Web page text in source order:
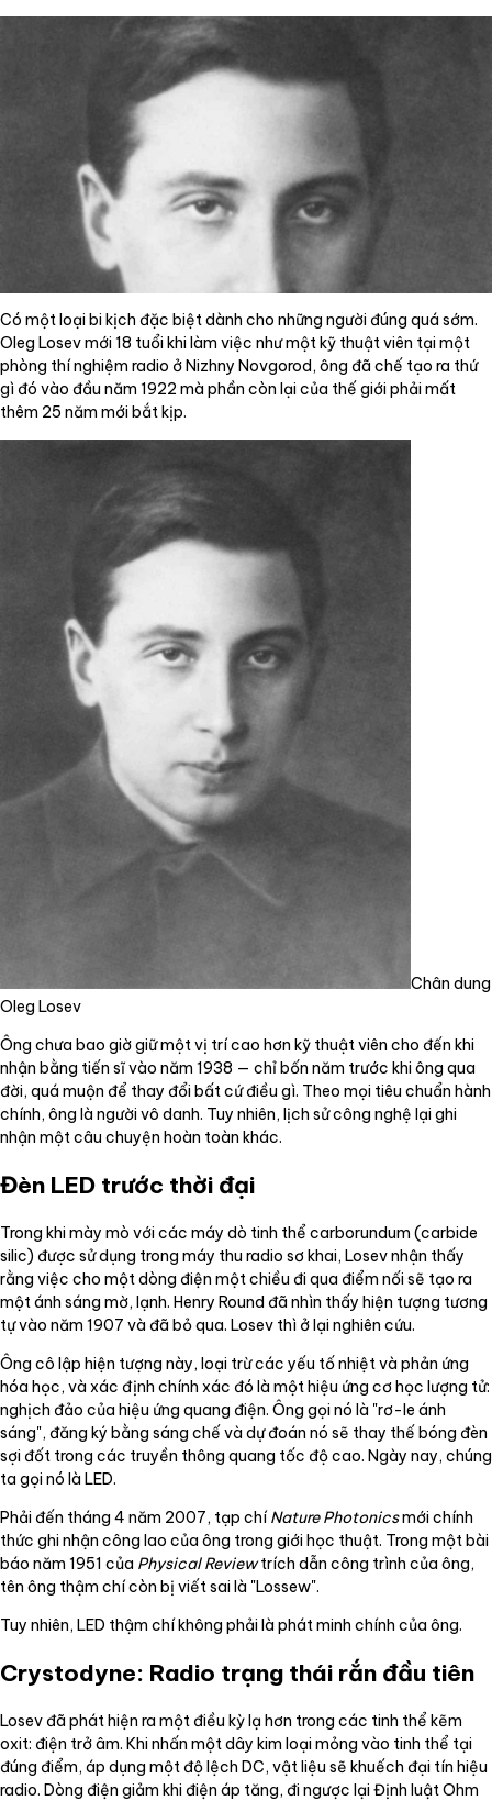
Có một loại bi kịch đặc biệt dành cho những người đúng quá sớm.
Oleg Losev mới 18 tuổi khi làm việc như một kỹ thuật viên tại một
phòng thí nghiệm radio ở Nizhny Novgorod, ông đã chế tạo ra thứ
gì đó vào đầu năm 1922 mà phần còn lại của thế giới phải mất
thêm 25 năm mới bắt kịp.
Chân dung
Oleg Losev
Ông chưa bao giờ giữ một vị trí cao hơn kỹ thuật viên cho đến khi
nhận bằng tiến sĩ vào năm 1938 — chỉ bốn năm trước khi ông qua
đời, quá muộn để thay đổi bất cứ điều gì. Theo mọi tiêu chuẩn hành
chính, ông là người vô danh. Tuy nhiên, lịch sử công nghệ lại ghi
nhận một câu chuyện hoàn toàn khác.
Đèn LED trước thời đại
Trong khi mày mò với các máy dò tinh thể carborundum (carbide
silic) được sử dụng trong máy thu radio sơ khai, Losev nhận thấy
rằng việc cho một dòng điện một chiều đi qua điểm nối sẽ tạo ra
một ánh sáng mờ, lạnh. Henry Round đã nhìn thấy hiện tượng tương
tự vào năm 1907 và đã bỏ qua. Losev thì ở lại nghiên cứu.
Ông cô lập hiện tượng này, loại trừ các yếu tố nhiệt và phản ứng
hóa học, và xác định chính xác đó là một hiệu ứng cơ học lượng tử:
nghịch đảo của hiệu ứng quang điện. Ông gọi nó là "rơ-le ánh
sáng", đăng ký bằng sáng chế và dự đoán nó sẽ thay thế bóng đèn
sợi đốt trong các truyền thông quang tốc độ cao. Ngày nay, chúng
ta gọi nó là LED.
Phải đến tháng 4 năm 2007, tạp chíNature Photonicsmới chính
thức ghi nhận công lao của ông trong giới học thuật. Trong một bài
báo năm 1951 của Physical Reviewtrích dẫn công trình của ông,
tên ông thậm chí còn bị viết sai là "Lossew".
Tuy nhiên, LED thậm chí không phải là phát minh chính của ông.
Crystodyne: Radio trạng thái rắn đầu tiên
Losev đã phát hiện ra một điều kỳ lạ hơn trong các tinh thể kẽm
oxit: điện trở âm. Khi nhấn một dây kim loại mỏng vào tinh thể tại
đúng điểm, áp dụng một độ lệch DC, vật liệu sẽ khuếch đại tín hiệu
radio. Dòng điện giảm khi điện áp tăng, đi ngược lại Định luật Ohm